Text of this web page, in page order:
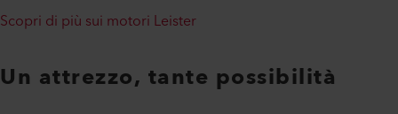
Scopri di più sui motori Leister
Un attrezzo, tante possibilità